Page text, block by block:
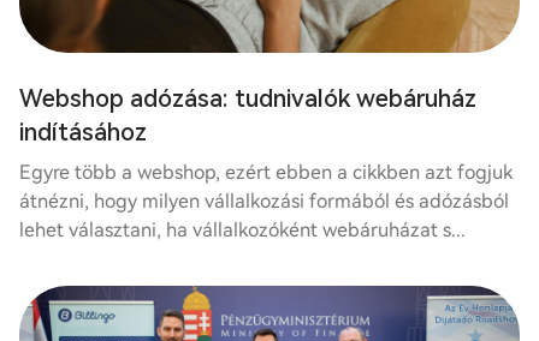
Webshop adózása: tudnivalók webáruház
indításához
Egyre több a webshop, ezért ebben a cikkben azt fogjuk
átnézni, hogy milyen vállalkozási formából és adózásból
lehet választani, ha vállalkozóként webáruházat s...